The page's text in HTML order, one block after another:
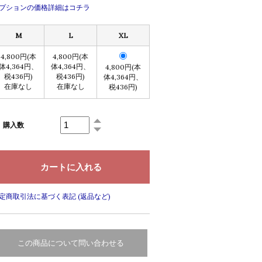
ションの価格詳細はコチラ
M L XL
4,800円(本
4,364円、
税436円)
在庫なし
4,800円(本
体4,364円、
税436円)
在庫なし
4,800円(本
体4,364円、
税436円)
購入数
商取引法に基づく表記 (返品など)
この商品について問い合わせる